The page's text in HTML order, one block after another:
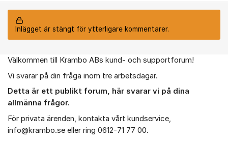
Inlägget är stängt för ytterligare kommentarer.
Om forumet
Välkommen till Krambo ABs kund- och supportforum!
Vi svarar på din fråga inom tre arbetsdagar.
Detta är ett publikt forum, här svarar vi på dina
allmänna frågor.
För privata ärenden, kontakta vårt kundservice,
info@krambo.se eller ring 0612-71 77 00.